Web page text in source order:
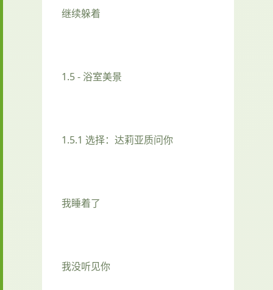
继续躲着
1.5 - 浴室美景
1.5.1 选择：达莉亚质问你
我睡着了
我没听见你